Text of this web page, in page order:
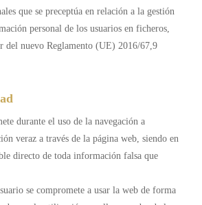
que se preceptúa en relación a la gestión
personal de los usuarios en ficheros,
del nuevo Reglamento (UE) 2016/67,9
durante el uso de la navegación a
veraz a través de la página web, siendo en
directo de toda información falsa que
se compromete a usar la web de forma